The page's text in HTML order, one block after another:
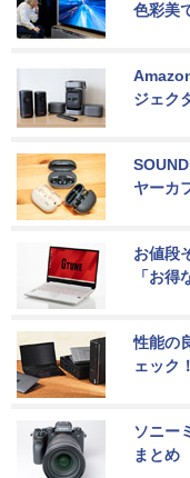
色彩美
ジェク
ヤーカ
お値段
「お得
性能の
ェック！
ソニー
まとめ